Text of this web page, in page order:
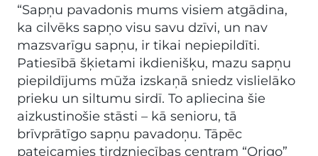
“Sapņu pavadonis mums visiem atgādina,
ka cilvēks sapņo visu savu dzīvi, un nav
mazsvarīgu sapņu, ir tikai nepiepildīti.
Patiesībā šķietami ikdienišķu, mazu sapņu
piepildījums mūža izskaņā sniedz vislielāko
prieku un siltumu sirdī. To apliecina šie
aizkustinošie stāsti – kā senioru, tā
brīvprātīgo sapņu pavadoņu. Tāpēc
pateicamies tirdzniecības centram “Origo”